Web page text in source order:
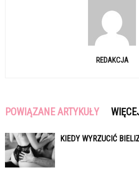
REDAKCJA
POWIĄZANE ARTYKUŁY
KIEDY WYRZUCIĆ